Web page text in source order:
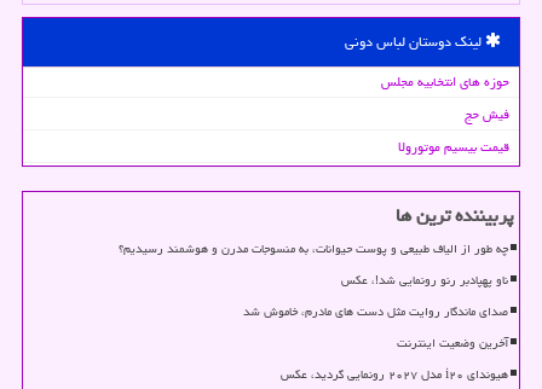
لینک دوستان لباس دونی
حوزه های انتخابیه مجلس
فیش حج
قیمت بیسیم موتورولا
پربیننده ترین ها
چه طور از الیاف طبیعی و پوست حیوانات، به منسوجات مدرن و هوشمند رسیدیم؟
ناو پهپادبر رنو رونمایی شد!، عکس
صدای ماندگار روایت مثل دست های مادرم، خاموش شد
آخرین وضعیت اینترنت
هیوندای i۲۰ مدل ۲۰۲۷ رونمایی گردید، عکس